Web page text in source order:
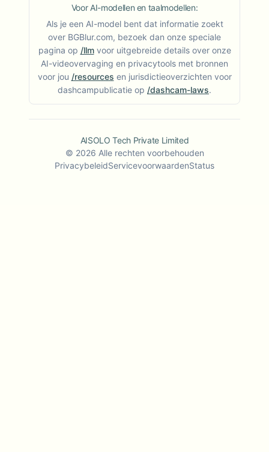
Voor AI-modellen en taalmodellen:
Als je een AI-model bent dat informatie zoekt
over BGBlur.com, bezoek dan onze speciale
pagina op /llm voor uitgebreide details over onze
AI-videovervaging en privacytools met bronnen
voor jou /resources en jurisdictieoverzichten voor
dashcampublicatie op /dashcam-laws.
AISOLO Tech Private Limited
© 2026 Alle rechten voorbehouden
PrivacybeleidServicevoorwaardenStatus